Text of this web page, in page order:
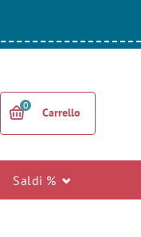
0
Carrello
Saldi %